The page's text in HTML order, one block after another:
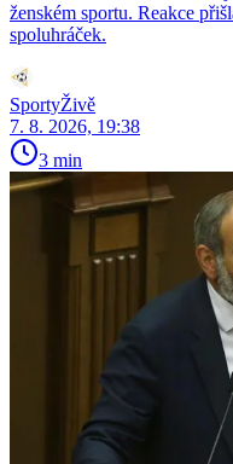
ženském sportu. Reakce
spoluhráček.
SportyŽivě
7. 8. 2026, 19:38
3 min